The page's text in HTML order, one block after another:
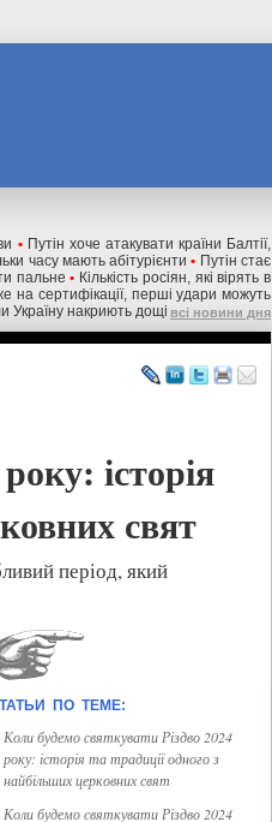
• Путін хоче атакувати країни Балтії,
часу мають абітурієнти • Путін стає
пальне • Кількість росіян, які вірять в
на сертифікації, перші удари можуть
Україну накриють дощі всі новини дня
історія
свят
період, який
Коли будемо святкувати Різдво 2024
року: історія та традиції одного з
найбільших церковних свят
Коли будемо святкувати Різдво 2024